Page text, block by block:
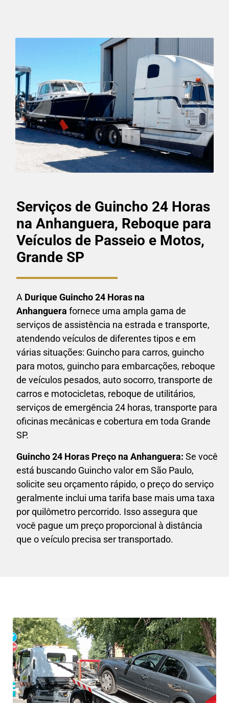
Serviços de Guincho 24 Horas
na Anhanguera, Reboque para
Veículos de Passeio e Motos,
Grande SP
A Durique Guincho 24 Horas na
Anhanguera fornece uma ampla gama de
serviços de assistência na estrada e transporte,
atendendo veículos de diferentes tipos e em
várias situações: Guincho para carros, guincho
para motos, guincho para embarcações, reboque
de veículos pesados, auto socorro, transporte de
carros e motocicletas, reboque de utilitários,
serviços de emergência 24 horas, transporte para
oficinas mecânicas e cobertura em toda Grande
SP.
Guincho 24 Horas Preço na Anhanguera: Se você
está buscando Guincho valor em São Paulo,
solicite seu orçamento rápido, o preço do serviço
geralmente inclui uma tarifa base mais uma taxa
por quilômetro percorrido. Isso assegura que
você pague um preço proporcional à distância
que o veículo precisa ser transportado.